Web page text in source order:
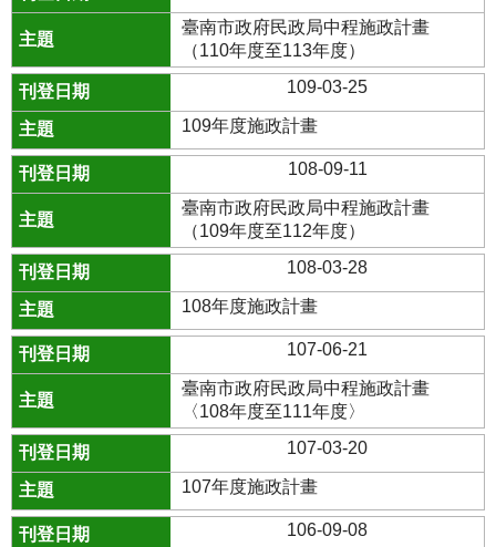
臺南市政府民政局中程施政計畫
（110年度至113年度）
109-03-25
109年度施政計畫
108-09-11
臺南市政府民政局中程施政計畫
（109年度至112年度）
108-03-28
108年度施政計畫
107-06-21
臺南市政府民政局中程施政計畫
〈108年度至111年度〉
107-03-20
107年度施政計畫
106-09-08